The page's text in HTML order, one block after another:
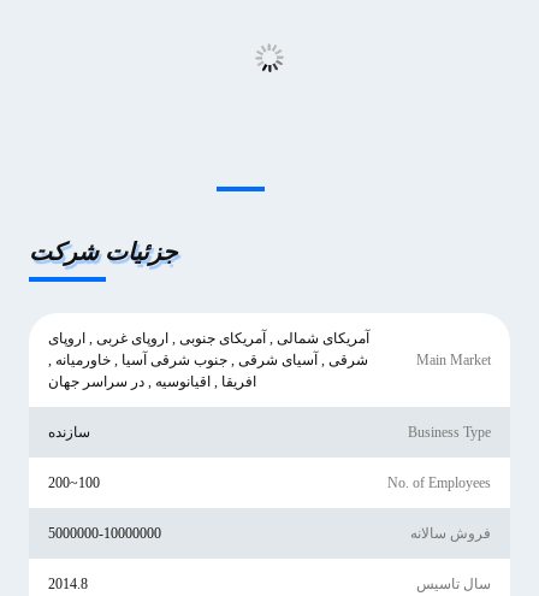
جزئیات شرکت
Main Market
آمریکای شمالی , آمریکای جنوبی , اروپای غربی , اروپای
شرقی , آسیای شرقی , جنوب شرقی آسیا , خاورمیانه ,
افریقا , اقیانوسیه , در سراسر جهان
Business Type سازنده
No. of Employees
100~200
فروش سالانه 5000000-10000000
سال تاسیس 2014.8